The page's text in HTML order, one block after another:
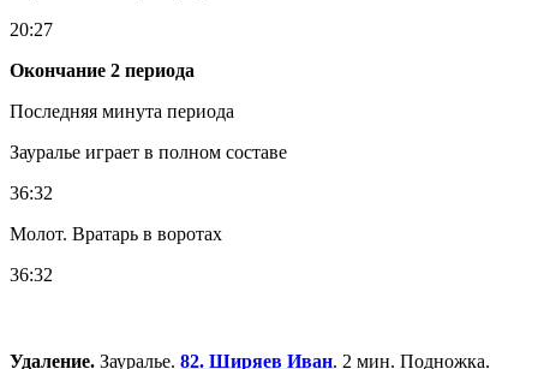
20:27
Окончание 2 периода
Последняя минута периода
Зауралье играет в полном составе
36:32
Молот. Вратарь в воротах
36:32
Удаление. Зауралье. 82. Ширяев Иван. 2 мин. Подножка.